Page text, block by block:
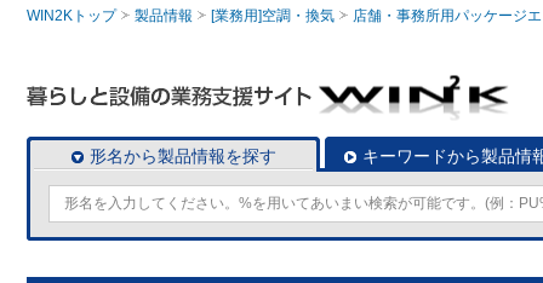
WIN2Kトップ 製品情報 [業務用]空調・換気 店舗・事務所用パッケージ
形名から製品情報を探す キーワードから製品情